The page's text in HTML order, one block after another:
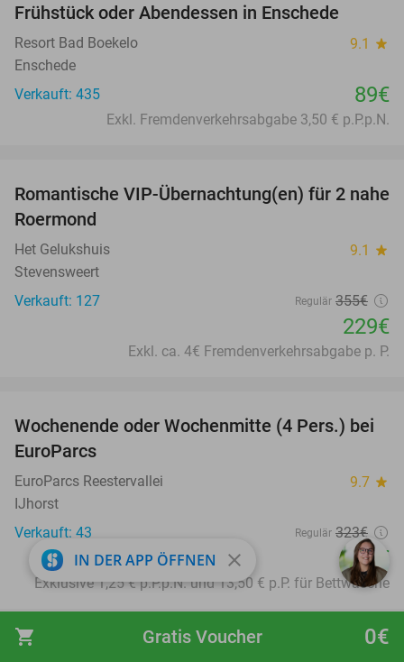
shopping_cart 0€
Gratis Voucher
Frühstück oder Abendessen in Enschede
Resort Bad Boekelo 9.1 star
Enschede
Verkauft: 435
89€
Exkl. Fremdenverkehrsabgabe 3,50 € p.P.p.N.
35%
Romantische VIP-Übernachtung(en) für 2 nahe
Roermond
Het Gelukshuis 9.1 star
Stevensweert
Verkauft: 127
Regulär 355€
229€
Exkl. ca. 4€ Fremdenverkehrsabgabe p. P.
17%
Wochenende oder Wochenmitte (4 Pers.) bei
EuroParcs
EuroParcs Reestervallei 9.7 star
IJhorst
Verkauft: 43
Regulär 323€
269€
Exklusive 1,25 € p.P.p.N. und 13,50 € p.P. für Bettwäsche
favorite_border
IN DER APP ÖFFNEN close